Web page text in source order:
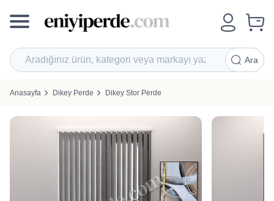
Ara
Anasayfa Dikey Perde Dikey Stor Perde